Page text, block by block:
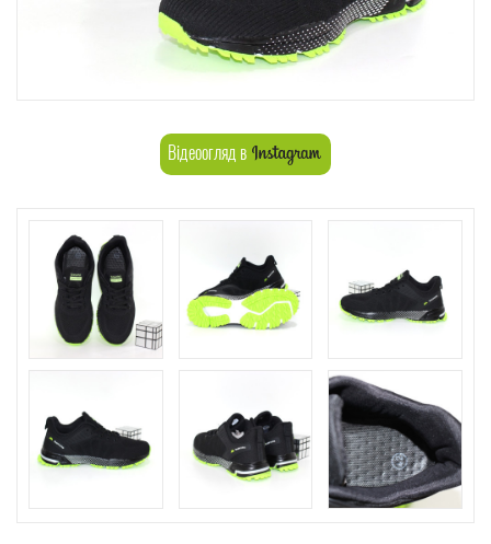
Відеоогляд в